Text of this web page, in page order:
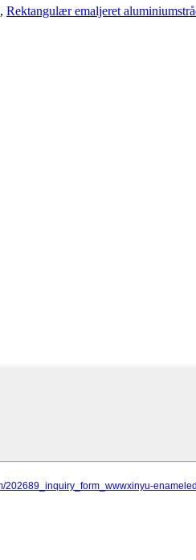
, Rektangulær emaljeret